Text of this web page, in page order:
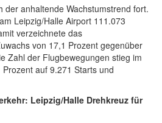
der anhaltende Wachstumstrend fort.
Leipzig/Halle Airport 111.073
verzeichnete das
von 17,1 Prozent gegenüber
Zahl der Flugbewegungen stieg im
auf 9.271 Starts und
Leipzig/Halle Drehkreuz für